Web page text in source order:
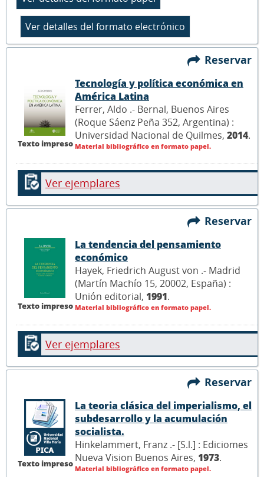
Reservar
Texto impreso
Tecnología y política económica en
América Latina
Ferrer, Aldo .- Bernal, Buenos Aires
(Roque Sáenz Peña 352, Argentina) :
Universidad Nacional de Quilmes, 2014.
Material bibliográfico en formato papel.
Ver ejemplares
Reservar
Texto impreso
La tendencia del pensamiento
económico
Hayek, Friedrich August von .- Madrid
(Martín Machío 15, 20002, España) :
Unión editorial, 1991.
Material bibliográfico en formato papel.
Ver ejemplares
Reservar
Texto impreso
La teoria clásica del imperialismo, el
subdesarrollo y la acumulación
socialista.
Hinkelammert, Franz .- [S.l.] : Ediciomes
Nueva Vision Buenos Aires, 1973.
Material bibliográfico en formato papel.